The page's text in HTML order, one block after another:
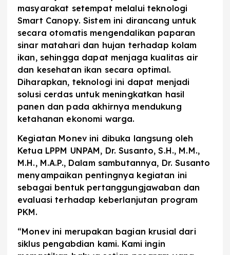
masyarakat setempat melalui teknologi
Smart Canopy. Sistem ini dirancang untuk
secara otomatis mengendalikan paparan
sinar matahari dan hujan terhadap kolam
ikan, sehingga dapat menjaga kualitas air
dan kesehatan ikan secara optimal.
Diharapkan, teknologi ini dapat menjadi
solusi cerdas untuk meningkatkan hasil
panen dan pada akhirnya mendukung
ketahanan ekonomi warga.
Kegiatan Monev ini dibuka langsung oleh
Ketua LPPM UNPAM, Dr. Susanto, S.H., M.M.,
M.H., M.A.P., Dalam sambutannya, Dr. Susanto
menyampaikan pentingnya kegiatan ini
sebagai bentuk pertanggungjawaban dan
evaluasi terhadap keberlanjutan program
PKM.
“Monev ini merupakan bagian krusial dari
siklus pengabdian kami. Kami ingin